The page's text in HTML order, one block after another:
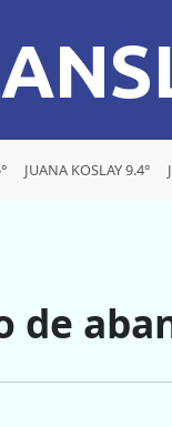
JUANA KOSLAY 9.4°
de